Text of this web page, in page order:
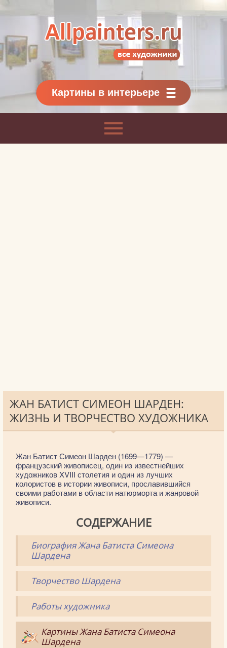
Картины классиков
и современников
Картины в интерьере
ЖАН БАТИСТ СИМЕОН ШАРДЕН:
ЖИЗНЬ И ТВОРЧЕСТВО ХУДОЖНИКА
Жан Батист Симеон Шарден (1699—1779) —
французский живописец, один из известнейших
художников XVIII столетия и один из лучших
колористов в истории живописи, прославившийся
своими работами в области натюрморта и жанровой
живописи.
СОДЕРЖАНИЕ
Биография Жана Батиста Симеона
Шардена
Творчество Шардена
Работы художника
Картины Жана Батиста Симеона
Шардена